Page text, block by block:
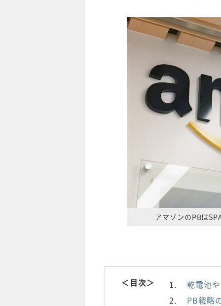
アマゾンのPBは
＜目次＞
乾電池
PB戦略